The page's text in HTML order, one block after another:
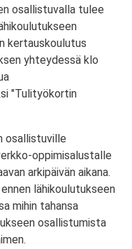
osallistuvalla tulee
kertauskoulutus
yhteydessä klo
"Tulityökortin
osallistuville
oppimisalustalle
arkipäivän aikana.
lähikoulutukseen
mihin tahansa
osallistumista